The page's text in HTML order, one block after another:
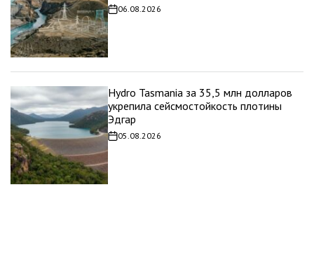
Дата
записи
06.08.2026
Hydro Tasmania за 35,5 млн долларов
укрепила сейсмостойкость плотины
Эдгар
Дата
записи
05.08.2026